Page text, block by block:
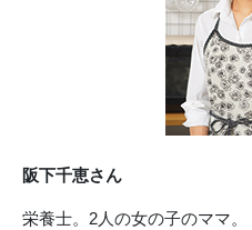
阪下千恵さん
栄養士。2人の女の子のママ